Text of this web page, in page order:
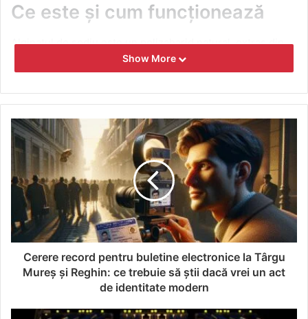
Ce este și cum funcționează
Alginatul de sodiu este un polizaharid natural, extras din
alge brune. Prin reacția cu ioni de calciu formează
industrii. Termeni asociați: biopolimer, hidrogel,
Mi s-a întâmplat și mie să lansez un pilot cu materiale
plastice aditivizate – consistența era surprinzător de
omogenă, iar suprafețele mult mai netede. Stabilitatea
chimică și adaptabilitatea la echipamente precum
extrudere și mixere sunt motivele pentru care
profesioniștii îl apreciază.
Aplicații în sectoare cheie
Mase plastice și acoperiri industriale
Show More
Cerere record pentru buletine electronice la Târgu
Mureș și Reghin: ce trebuie să știi dacă vrei un act
de identitate modern